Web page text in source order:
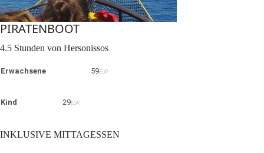
PIRATENBOOT
4.5 Stunden von Hersonissos
Erwachsene 59EUR
Kind 29EUR
INKLUSIVE MITTAGESSEN